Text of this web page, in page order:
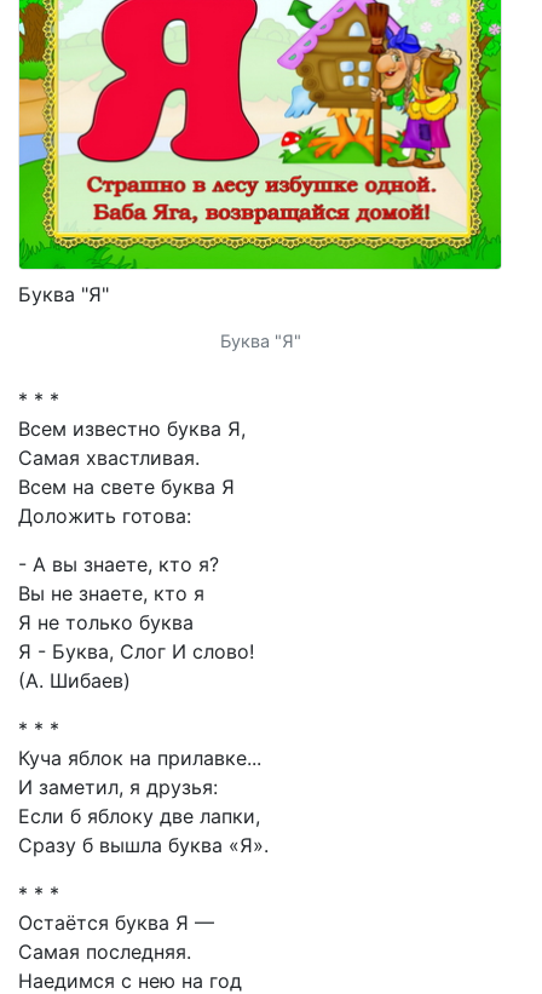
Буква "Я"
Буква "Я"
* * *
Всем известно буква Я,
Самая хвастливая.
Всем на свете буква Я
Доложить готова:
- А вы знаете, кто я?
Вы не знаете, кто я
Я не только буква
Я - Буква, Слог И слово!
(А. Шибаев)
* * *
Куча яблок на прилавке...
И заметил, я друзья:
Если б яблоку две лапки,
Сразу б вышла буква «Я».
* * *
Остаётся буква Я —
Самая последняя.
Наедимся с нею на год